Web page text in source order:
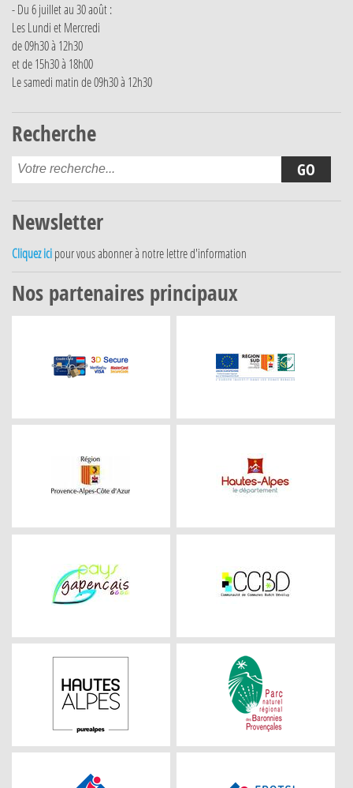
- Du 6 juillet au 30 août :
Les Lundi et Mercredi
de 09h30 à 12h30
et de 15h30 à 18h00
Le samedi matin de 09h30 à 12h30
Recherche
Newsletter
Cliquez ici pour vous abonner à notre lettre d'information
Nos partenaires principaux